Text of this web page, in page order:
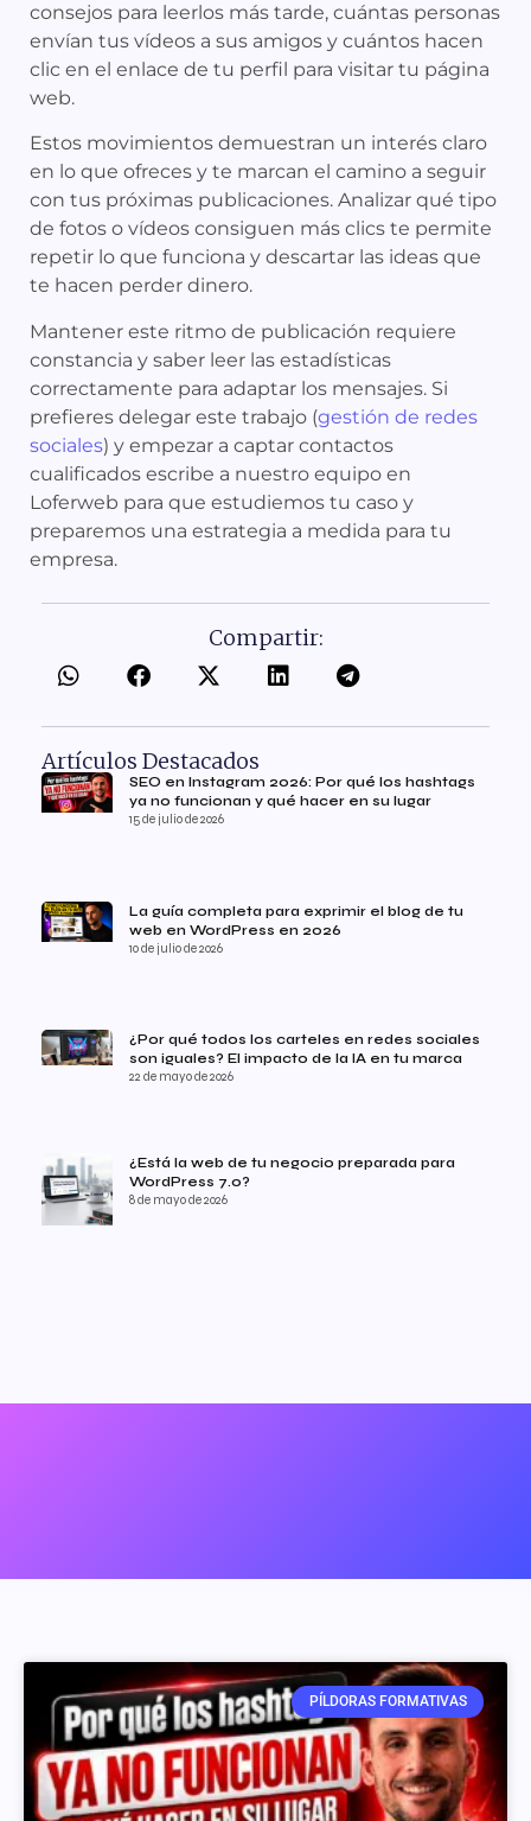
consejos para leerlos más tarde, cuántas personas
envían tus vídeos a sus amigos y cuántos hacen
clic en el enlace de tu perfil para visitar tu página
web.
Estos movimientos demuestran un interés claro
en lo que ofreces y te marcan el camino a seguir
con tus próximas publicaciones. Analizar qué tipo
de fotos o vídeos consiguen más clics te permite
repetir lo que funciona y descartar las ideas que
te hacen perder dinero.
Mantener este ritmo de publicación requiere
constancia y saber leer las estadísticas
correctamente para adaptar los mensajes. Si
prefieres delegar este trabajo (gestión de redes
sociales) y empezar a captar contactos
cualificados escribe a nuestro equipo en
Loferweb para que estudiemos tu caso y
preparemos una estrategia a medida para tu
empresa.
Compartir:
Artículos Destacados
SEO en Instagram 2026: Por qué los hashtags
ya no funcionan y qué hacer en su lugar
15 de julio de 2026
La guía completa para exprimir el blog de tu
web en WordPress en 2026
10 de julio de 2026
¿Por qué todos los carteles en redes sociales
son iguales? El impacto de la IA en tu marca
22 de mayo de 2026
¿Está la web de tu negocio preparada para
WordPress 7.0?
8 de mayo de 2026
PÍLDORAS FORMATIVAS